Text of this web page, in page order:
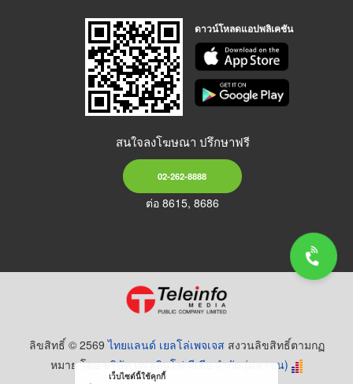
ดาวน์โหลดแอปพลิเคชัน
สนใจลงโฆษณา ปรึกษาฟรี
02-262-8888
ต่อ 8615, 8686
ลิขสิทธิ์ © 2569ไทยแลนด์ เยลโล่เพจเจส สงวนลิขสิทธิ์ตามกฏ
หมาย โดยบริษัท เทเลอินโฟ มีเดีย จำกัด (มหาชน)
เว็บไซต์นี้ใช้คุกกี้